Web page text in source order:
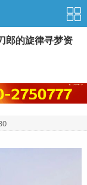
郎的旋律寻梦资